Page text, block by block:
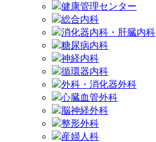
健康管理センター
総合内科
消化器内科・肝臓内科
糖尿病内科
神経内科
循環器内科
外科・消化器外科
心臓血管外科
脳神経外科
整形外科
産婦人科